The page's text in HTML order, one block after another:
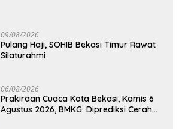
09/08/2026
Pulang Haji, SOHIB Bekasi Timur Rawat
Silaturahmi
06/08/2026
Prakiraan Cuaca Kota Bekasi, Kamis 6
Agustus 2026, BMKG: Diprediksi Cerah